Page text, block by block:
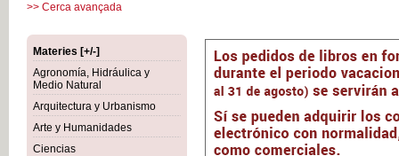
>> Cerca avançada
Materies [+/-]
Agronomía, Hidráulica y
Medio Natural
Arquitectura y Urbanismo
Arte y Humanidades
Ciencias